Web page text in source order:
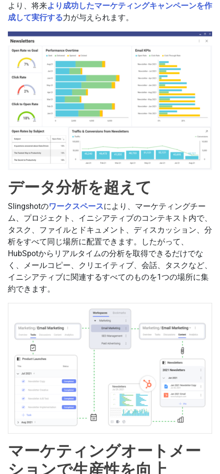
より、将来より成功したマーケティングキャンペーンを作
成して実行する力が与えられます。
データ分析を超えて
Slingshotのワークスペースにより、マーケティングチー
ム、プロジェクト、イニシアティブのコンテキスト内で、
タスク、ファイルとドキュメント、ディスカッション、分
析をすべて同じ場所に配置できます。したがって、
HubSpotからリアルタイムの分析を取得できるだけでな
く、メールコピー、クリエイティブ、会話、タスクなど、
イニシアティブに関連するすべてのものを1つの場所に集
約できます。
マーケティングオートメー
ションで生産性を向上